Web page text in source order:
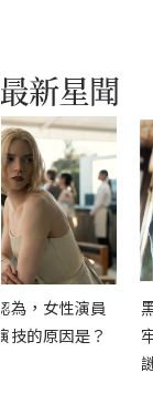
為，女性演員
技的原因是？